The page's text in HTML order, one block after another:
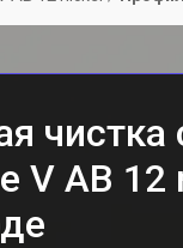
V AB 12